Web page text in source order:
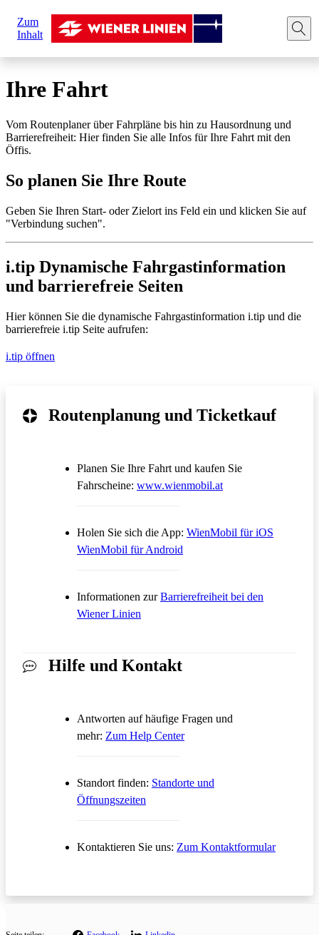
Zum
Inhalt
sind
hier:
Startseite Ihre Fahrt Route planen
Ihre Fahrt
Vom Routenplaner über Fahrpläne bis hin zu Hausordnung und
Barrierefreiheit: Hier finden Sie alle Infos für Ihre Fahrt mit den
Öffis.
So planen Sie Ihre Route
Geben Sie Ihren Start- oder Zielort ins Feld ein und klicken Sie auf
"Verbindung suchen".
i.tip Dynamische Fahrgastinformation
und barrierefreie Seiten
Hier können Sie die dynamische Fahrgastinformation i.tip und die
barrierefreie i.tip Seite aufrufen:
i.tip öffnen
Routenplanung und Ticketkauf
Planen Sie Ihre Fahrt und kaufen Sie
Fahrscheine: www.wienmobil.atÖffnet in einem
Holen Sie sich die App: WienMobil für iOS
WienMobil für Android
Informationen zurBarrierefreiheit bei den
Wiener Linien
Hilfe und Kontakt
Antworten auf häufige Fragen und
mehr: Zum Help CenterÖffnet in einem neuen Tab
Standort finden: Standorte und
Öffnungszeiten
Kontaktieren Sie uns: Zum KontaktformularÖffnet in